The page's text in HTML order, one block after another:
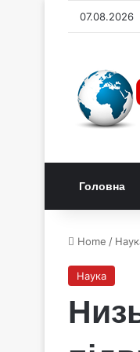
07.08.2026
Головна
Home /
Наука